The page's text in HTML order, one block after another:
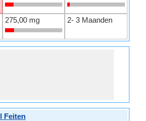
275,00 mg 2- 3 Maanden
Feiten